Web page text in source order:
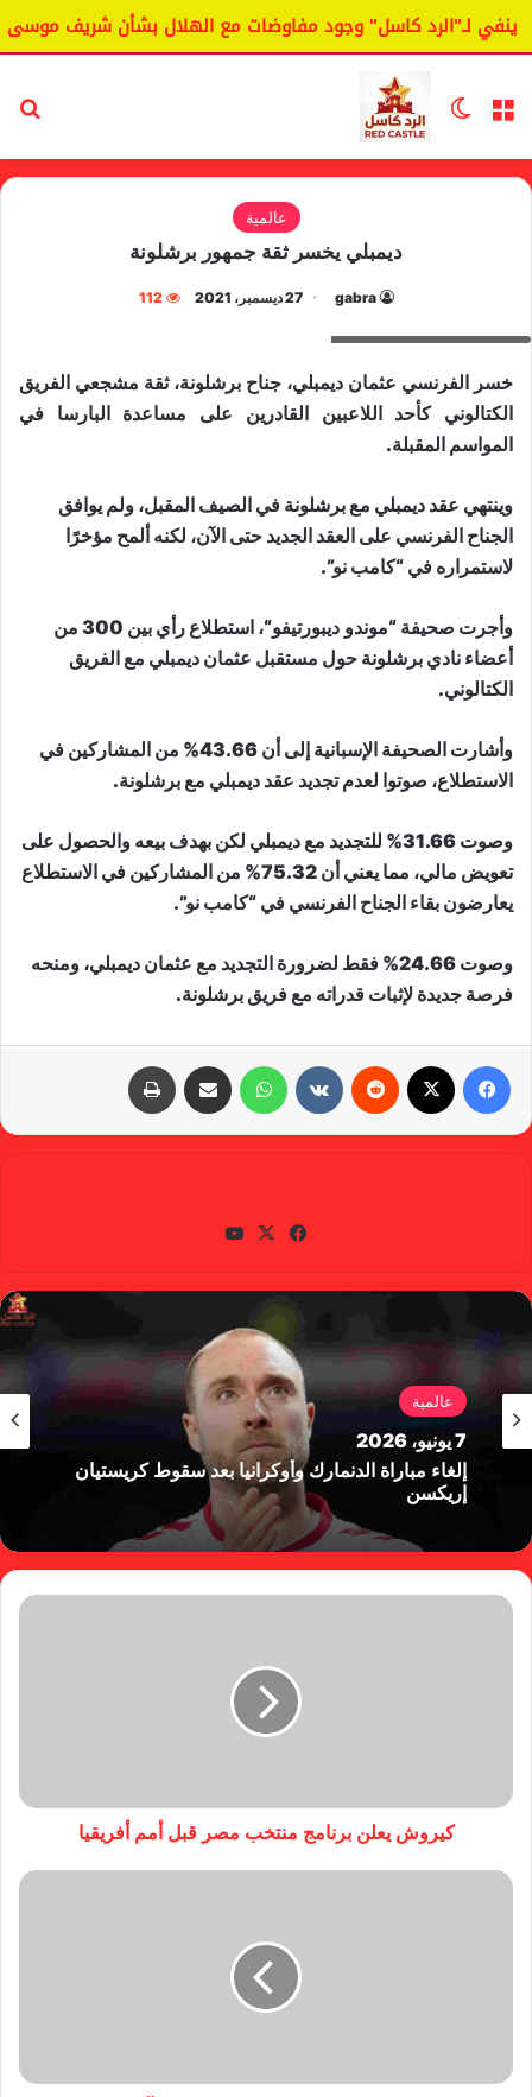
لـ"الرد كاسل" وجود مفاوضات مع الهلال بشأن شريف موسى.
القائمة الوضع المظلم
عالمية
ديمبلي يخسر ثقة جمهور برشلونة
gabra 27 ديسمبر، 2021 112
خسر الفرنسي عثمان ديمبلي، جناح برشلونة، ثقة مشجعي الفريق
الكتالوني كأحد اللاعبين القادرين على مساعدة البارسا في
المواسم المقبلة.
وينتهي عقد ديمبلي مع برشلونة في الصيف المقبل، ولم يوافق
الجناح الفرنسي على العقد الجديد حتى الآن، لكنه ألمح مؤخرًا
لاستمراره في “كامب نو”.
وأجرت صحيفة “موندو ديبورتيفو
“، استطلاع رأي بين 300 من
أعضاء نادي برشلونة حول مستقبل عثمان ديمبلي مع الفريق
الكتالوني.
وأشارت الصحيفة الإسبانية إلى أن 43.66% من المشاركين في
الاستطلاع، صوتوا لعدم تجديد عقد ديمبلي مع برشلونة.
وصوت 31.66% للتجديد مع ديمبلي لكن بهدف بيعه والحصول على
تعويض مالي، مما يعني أن 75.32% من المشاركين في الاستطلاع
يعارضون بقاء الجناح الفرنسي في “كامب نو”.
وصوت 24.66% فقط لضرورة التجديد مع عثمان ديمبلي، ومنحه
فرصة جديدة لإثبات قدراته مع فريق برشلونة.
واتساب
في
وك
X
عالمية
7 يونيو، 2026
إلغاء مباراة الدنمارك وأوكرانيا بعد سقوط كريستيان
إريكسن
كيروش يعلن برنامج منتخب مصر قبل أمم أفريقيا